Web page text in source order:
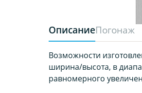
ОписаниеПогонаж
Возможности
ширина/высота, в
равномерного